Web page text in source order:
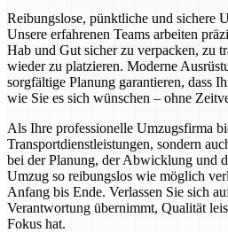
Reibungslose, pünktliche und sichere
Unsere erfahrenen Teams arbeiten
Hab und Gut sicher zu verpacken, zu
wieder zu platzieren. Moderne
sorgfältige Planung garantieren, dass
wie Sie es sich wünschen – ohne
Als Ihre professionelle Umzugsfirma
Transportdienstleistungen, sondern
bei der Planung, der Abwicklung und
Umzug so reibungslos wie möglich
Anfang bis Ende. Verlassen Sie sich
Verantwortung übernimmt, Qualität
Fokus hat.